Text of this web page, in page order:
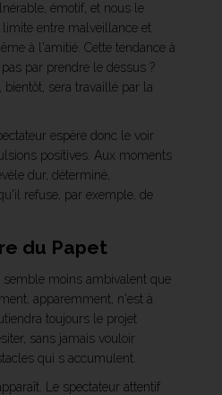
émotif, et nous le
entre malveillance et
à l'amitié. Cette tendance à
par prendre le dessus ?
sera travaillé par la
espère donc le voir
positives. Aux moments
dur, déterminé,
refuse, par exemple, de
du Papet
semble moins ambivalent que
apparemment, n'est à
toujours le projet
sans jamais vouloir
qui s accumulent.
Le spectateur attentif